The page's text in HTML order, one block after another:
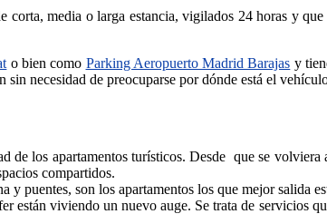
media o larga estancia, vigilados 24 horas y
o bien como Parking Aeropuerto Madrid Barajas y
necesidad de preocuparse por dónde está el
los apartamentos turísticos. Desde que se
compartidos.
puentes, son los apartamentos los que mejor salida
están viviendo un nuevo auge. Se trata de servicios